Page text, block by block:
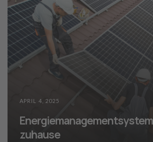
APRIL 4, 2025
zuhause